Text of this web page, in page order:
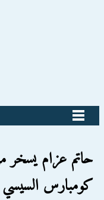
حاتم عزام
كومبارس السيسي